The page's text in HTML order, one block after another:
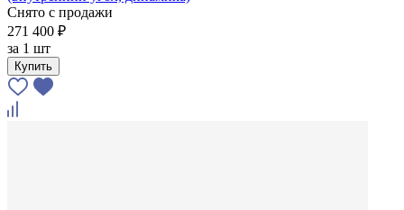
Снято с продажи
271 400 ₽
за 1 шт
Купить